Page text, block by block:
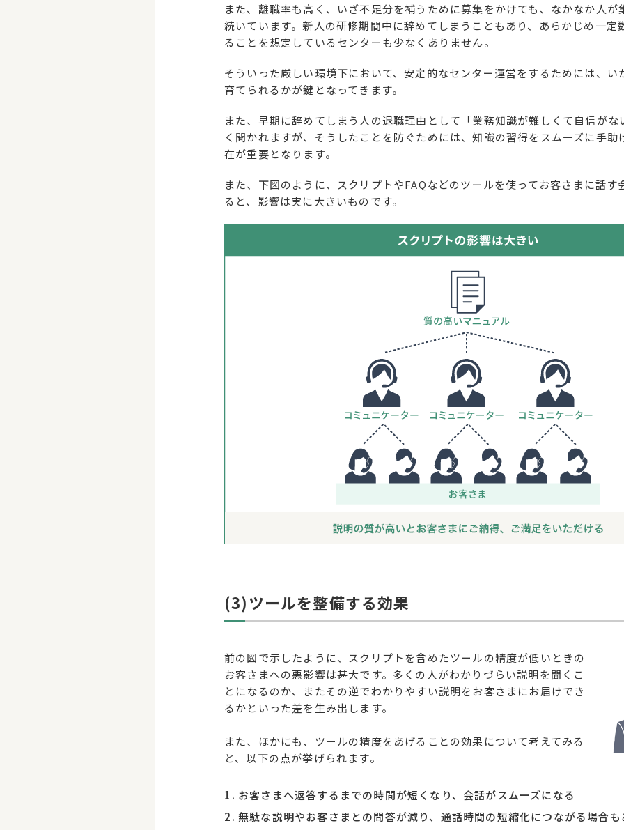
また、離職率も高く、いざ不足分を補うために募集をかけても、なかなか人が
続いています。新人の研修期間中に辞めてしまうこともあり、あらかじめ一定
ることを想定しているセンターも少なくありません。
そういった厳しい環境下において、安定的なセンター運営をするためには、い
育てられるかが鍵となってきます。
また、早期に辞めてしまう人の退職理由として「業務知識が難しくて自信がな
く聞かれますが、そうしたことを防ぐためには、知識の習得をスムーズに手助
在が重要となります。
また、下図のように、スクリプトやFAQなどのツールを使ってお客さまに話す
ると、影響は実に大きいものです。
(3)ツールを整備する効果
前の図で示したように、スクリプトを含めたツールの精度が低いときの
お客さまへの悪影響は甚大です。多くの人がわかりづらい説明を聞くこ
とになるのか、またその逆でわかりやすい説明をお客さまにお届けでき
るかといった差を生み出します。
また、ほかにも、ツールの精度をあげることの効果について考えてみる
と、以下の点が挙げられます。
お客さまへ返答するまでの時間が短くなり、会話がスムーズになる
無駄な説明やお客さまとの問答が減り、通話時間の短縮化につながる場合も